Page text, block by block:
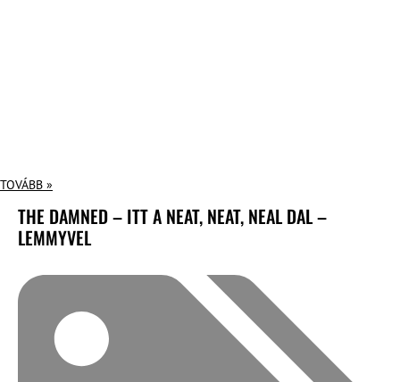
TOVÁBB »
THE DAMNED – ITT A NEAT, NEAT, NEAL DAL –
LEMMYVEL